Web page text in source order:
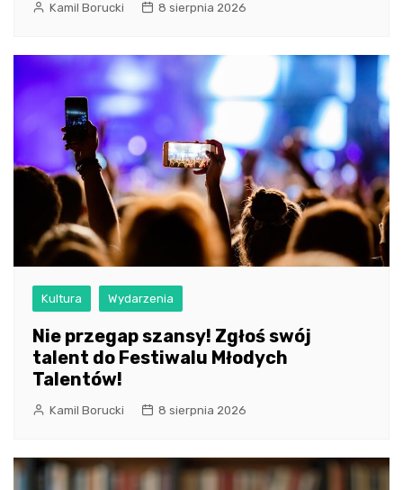
Kamil Borucki 8 sierpnia 2026
Kultura Wydarzenia
Nie przegap szansy! Zgłoś swój
talent do Festiwalu Młodych
Talentów!
Kamil Borucki 8 sierpnia 2026